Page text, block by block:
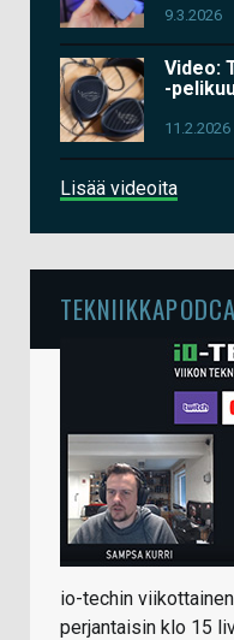
9.3.2026
Video:
-
11.2.2026
Lisää videoita
io-techin
perjantaisin klo 15